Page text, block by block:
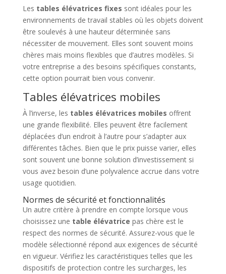
Les tables élévatrices fixes sont idéales pour les
environnements de travail stables où les objets doivent
être soulevés à une hauteur déterminée sans
nécessiter de mouvement. Elles sont souvent moins
chères mais moins flexibles que d’autres modèles. Si
votre entreprise a des besoins spécifiques constants,
cette option pourrait bien vous convenir.
Tables élévatrices mobiles
À l’inverse, les tables élévatrices mobiles offrent
une grande flexibilité. Elles peuvent être facilement
déplacées d’un endroit à l’autre pour s’adapter aux
différentes tâches. Bien que le prix puisse varier, elles
sont souvent une bonne solution d’investissement si
vous avez besoin d’une polyvalence accrue dans votre
usage quotidien.
Normes de sécurité et fonctionnalités
Un autre critère à prendre en compte lorsque vous
choisissez une table élévatrice pas chère est le
respect des normes de sécurité. Assurez-vous que le
modèle sélectionné répond aux exigences de sécurité
en vigueur. Vérifiez les caractéristiques telles que les
dispositifs de protection contre les surcharges, les